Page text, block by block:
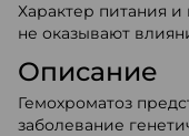
Характер питания
не оказывают
Описание
Гемохроматоз
заболевание